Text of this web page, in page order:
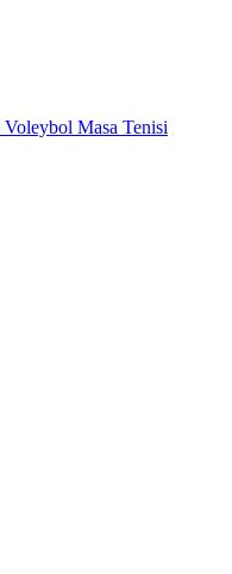
Voleybol Masa Tenisi